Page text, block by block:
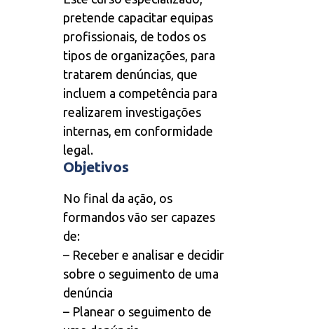
pretende capacitar equipas
profissionais, de todos os
tipos de organizações, para
tratarem denúncias, que
incluem a competência para
realizarem investigações
internas, em conformidade
legal.
Objetivos
No final da ação, os
formandos vão ser capazes
de:
– Receber e analisar e decidir
sobre o seguimento de uma
denúncia
– Planear o seguimento de